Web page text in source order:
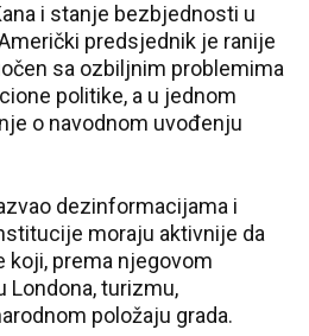
i stanje bezbjednosti u
predsjednik je ranije
sa ozbiljnim problemima
politike, a u jednom
o navodnom uvođenju
dezinformacijama i
moraju aktivnije da
koji, prema njegovom
Londona, turizmu,
položaju grada.